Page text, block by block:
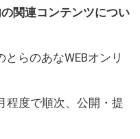
関連コンテンツについ
らのあなWEBオンリ
程度で順次、公開・提